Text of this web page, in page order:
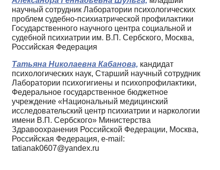
научный сотрудник Лаборатории психологических
проблем судебно-психиатрической профилактики
Государственного научного центра социальной и
судебной психиатрии им. В.П. Сербского, Москва,
Российская Федерация
Татьяна Николаевна Кабанова, кандидат
психологических наук, Старший научный сотрудник
Лаборатории психогигиены и психопрофилактики,
Федеральное государственное бюджетное
учреждение «Национальный медицинский
исследовательский центр психиатрии и наркологии
имени В.П. Сербского» Министерства
Здравоохранения Российской Федерации, Москва,
Российская Федерация, e-mail:
tatianak0607@yandex.ru